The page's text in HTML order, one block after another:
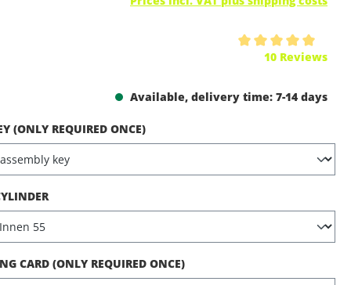
10 Reviews
Available, delivery time: 7-14 days
(ONLY REQUIRED ONCE)
CARD (ONLY REQUIRED ONCE)